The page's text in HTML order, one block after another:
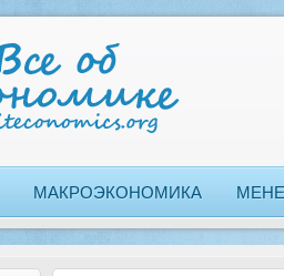
МАКРОЭКОНОМИКА